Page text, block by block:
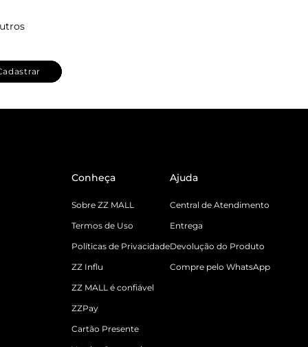
Conheça
Sobre ZZ MALL
Termos de Uso
Políticas de Privacidade
ZZ Influ
ZZ MALL é confiável
ZZPay
Cartão Presente
Ajuda
Central de Atendimento
Entrega
Devolução do Produto
Compre pelo WhatsApp